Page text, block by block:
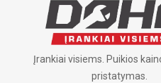
Įrankiai visiems. Puikios
pristatymas.